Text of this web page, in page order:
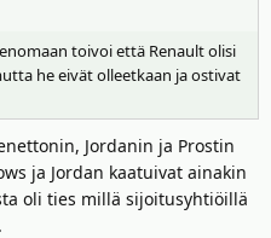
toivoi että Renault olisi
he eivät olleetkaan ja ostivat
Jordanin ja Prostin
ja Jordan kaatuivat ainakin
oli ties millä sijoitusyhtiöillä